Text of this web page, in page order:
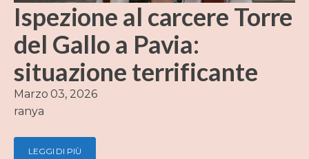
Ispezione al carcere Torre
del Gallo a Pavia:
situazione terrificante
Marzo 03, 2026
ranya
LEGGI DI PIÙ